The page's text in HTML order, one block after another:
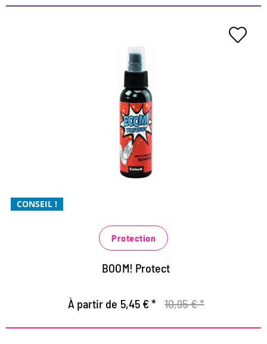
CONSEIL !
La protection ultime pour vos
baskets
protection extrême contre l'humidité et la saleté
pour toutes les matières : cuir lisse et suédé, textiles
Protection
BOOM! Protect
À partir de 5,45 € * 10,95 € *